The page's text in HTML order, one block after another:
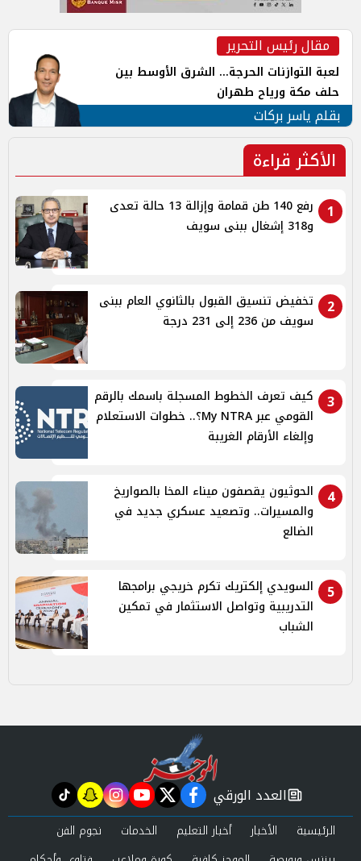
مقال رئيس التحرير
لعبة التوازنات الحرجة... الشرق الأوسط بين
حلف مكة ورياح طهران
بقلم ياسر بركات
الأكثر قراءة
1
رفع 140 طن قمامة وإزالة 13 حالة تعدى
و318 إشغال ببنى سويف
2
تخفيض تنسيق القبول بالثانوي العام ببنى
سويف من 236 إلى 231 درجة
3
كيف تعرف الخطوط المسجلة باسمك بالرقم
القومي عبر My NTRA؟.. خطوات الاستعلام
وإلغاء الأرقام الغريبة
4
الحوثيون يقصفون ميناء المخا بالصواريخ
والمسيرات.. وتصعيد عسكري جديد في
الضالع
5
السويدي إلكتريك تكرم خريجي برامجها
التدريبية وتواصل الاستثمار في تمكين
الشباب
newspaper
العدد الورقي facebook
twitter
youtube
instagram
snapchat
tiktok
الرئيسية الأخبار أخبار التعليم الخدمات
نجوم الفن